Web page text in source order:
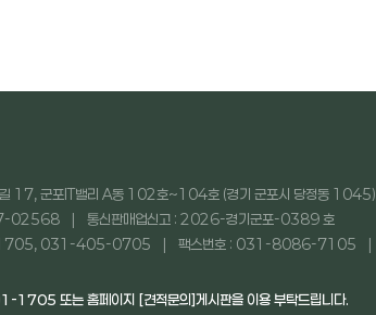
17, 군포IT밸리 A동 102호~104호 (경기 군포시 당정동 1045)
02568
통신판매업신고 : 2026-경기군포-0389 호
031-405-0705
팩스번호 : 031-8086-7105
또는 홈페이지 [견적문의]게시판을 이용 부탁드립니다.